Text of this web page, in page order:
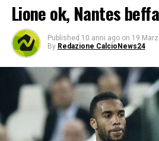
Lione ok, Nantes
Published 10 anni ago on 19
By Redazione CalcioNews24